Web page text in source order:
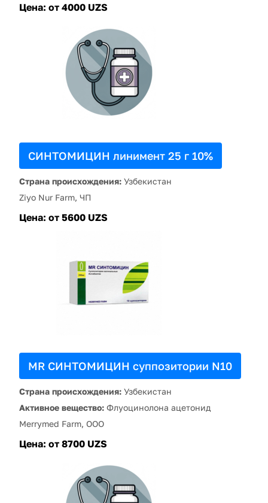
Цена: от 4000 UZS
СИНТОМИЦИН линимент 25 г 10%
Страна происхождения: Узбекистан
Ziyo Nur Farm, ЧП
Цена: от 5600 UZS
MR СИНТОМИЦИН суппозитории N10
Страна происхождения: Узбекистан
Активное вещество: Флуоцинолона ацетонид
Merrymed Farm, ООО
Цена: от 8700 UZS